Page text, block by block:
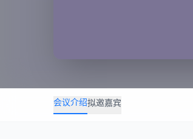
会议介绍拟邀嘉宾